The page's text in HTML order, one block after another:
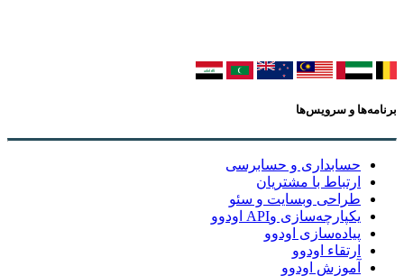
برنامه‌ها و سرویس‌ها
حسابداری و حسابرسی
ارتباط با مشتریان
طراحی وبسایت و سئو
یکپارچه‌سازی وAPI اودوو
پیاده‌سازی اودوو
ارتقاء اودوو
آموزش اودوو